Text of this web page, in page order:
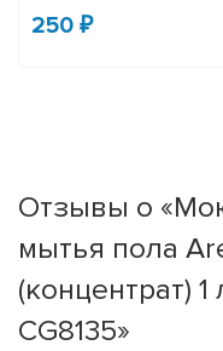
250 ₽
Отзывы о
мытья пола
(концентрат)
CG8135»